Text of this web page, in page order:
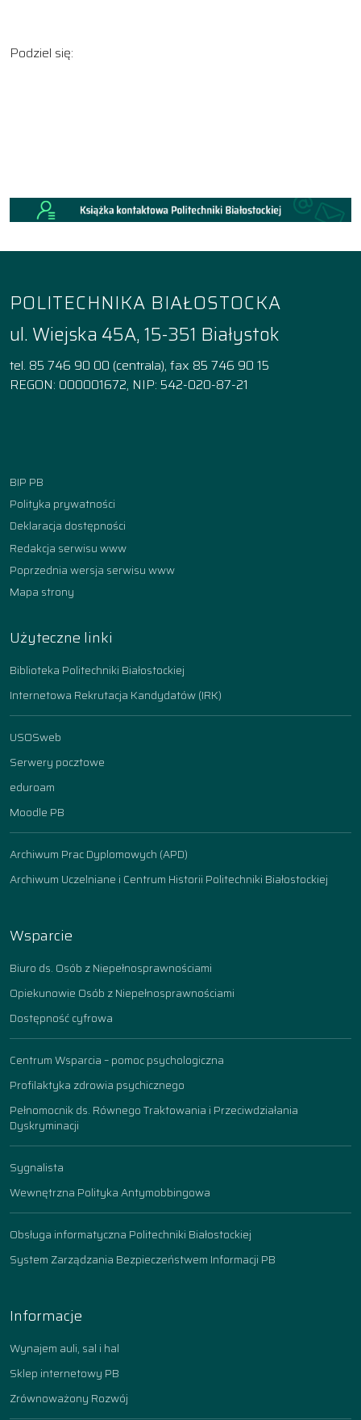
Podziel się:
POLITECHNIKA BIAŁOSTOCKA
ul. Wiejska 45A, 15-351 Białystok
tel. 85 746 90 00 (centrala), fax 85 746 90 15
REGON: 000001672, NIP: 542-020-87-21
BIP PB
Polityka prywatności
Deklaracja dostępności
Redakcja serwisu www
Poprzednia wersja serwisu www
Mapa strony
Użyteczne linki
Biblioteka Politechniki Białostockiej
Internetowa Rekrutacja Kandydatów (IRK)
USOSweb
Serwery pocztowe
eduroam
Moodle PB
Archiwum Prac Dyplomowych (APD)
Archiwum Uczelniane i Centrum Historii Politechniki Białostockiej
Wsparcie
Biuro ds. Osób z Niepełnosprawnościami
Opiekunowie Osób z Niepełnosprawnościami
Dostępność cyfrowa
Centrum Wsparcia – pomoc psychologiczna
Profilaktyka zdrowia psychicznego
Pełnomocnik ds. Równego Traktowania i Przeciwdziałania
Dyskryminacji
Sygnalista
Wewnętrzna Polityka Antymobbingowa
Obsługa informatyczna Politechniki Białostockiej
System Zarządzania Bezpieczeństwem Informacji PB
Informacje
Wynajem auli, sal i hal
Sklep internetowy PB
Zrównoważony Rozwój